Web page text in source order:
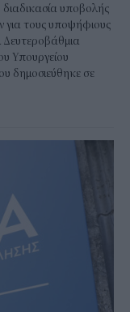
υποβολής
για τους υποψήφιους
Δευτεροβάθμια
Υπουργείου
δημοσιεύθηκε σε